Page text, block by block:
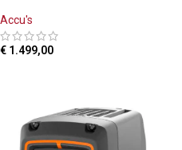
Accu's
€ 1.499,00